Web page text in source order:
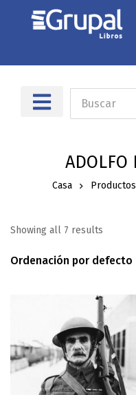
ADOLFO
Casa Productos
Showing all 7 results
Ordenación por defecto